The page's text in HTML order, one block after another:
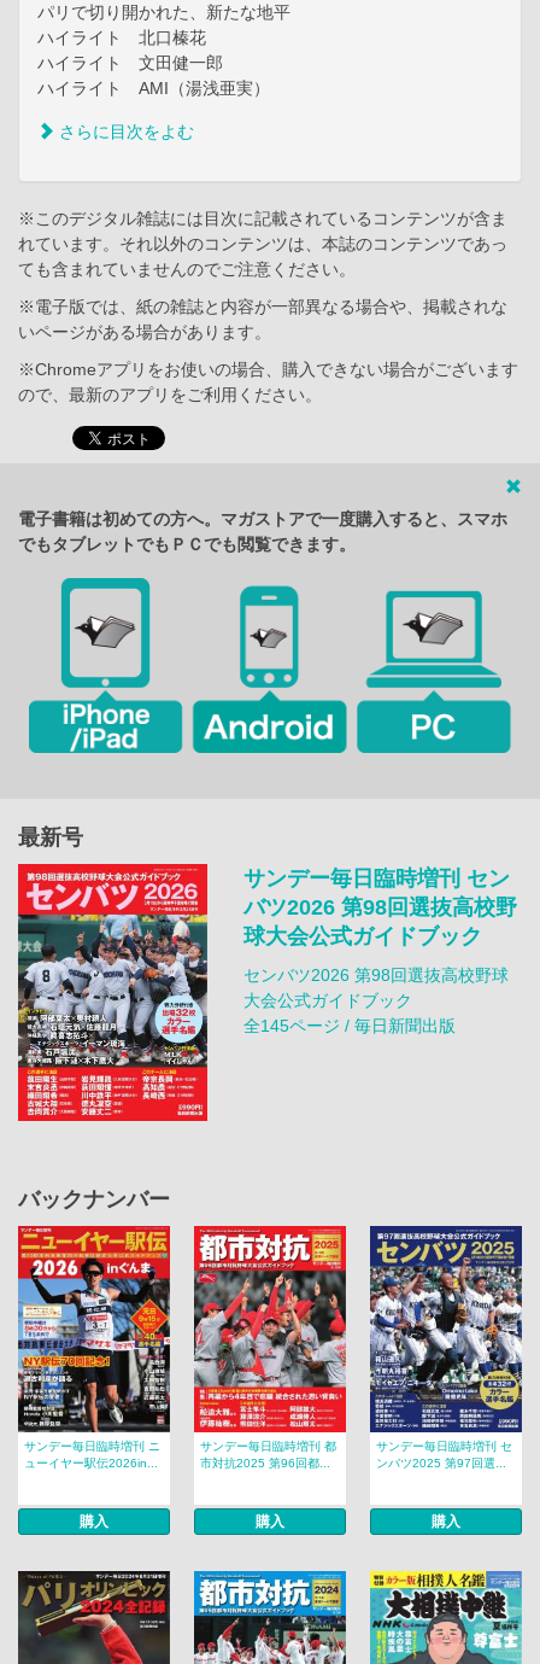
パリで切り開かれた、新たな地平
ハイライト 北口榛花
ハイライト 文田健一郎
ハイライト AMI（湯浅亜実）
さらに目次をよむ
※このデジタル雑誌には目次に記載されているコンテンツが含ま
れています。それ以外のコンテンツは、本誌のコンテンツであっ
ても含まれていませんのでご注意ください。
※電子版では、紙の雑誌と内容が一部異なる場合や、掲載されな
いページがある場合があります。
※Chromeアプリをお使いの場合、購入できない場合がございます
ので、最新のアプリをご利用ください。
電子書籍は初めての方へ。マガストアで一度購入すると、スマホ
でもタブレットでもＰＣでも閲覧できます。
最新号
サンデー毎日臨時増刊 セン
バツ2026 第98回選抜高校野
球大会公式ガイドブック
センバツ2026 第98回選抜高校野球
大会公式ガイドブック
全145ページ / 毎日新聞出版
バックナンバー
サンデー毎日臨時増刊 ニ
ューイヤー駅伝2026in...
購入
サンデー毎日臨時増刊 都
市対抗2025 第96回都...
購入
サンデー毎日臨時増刊 セ
ンバツ2025 第97回選...
購入